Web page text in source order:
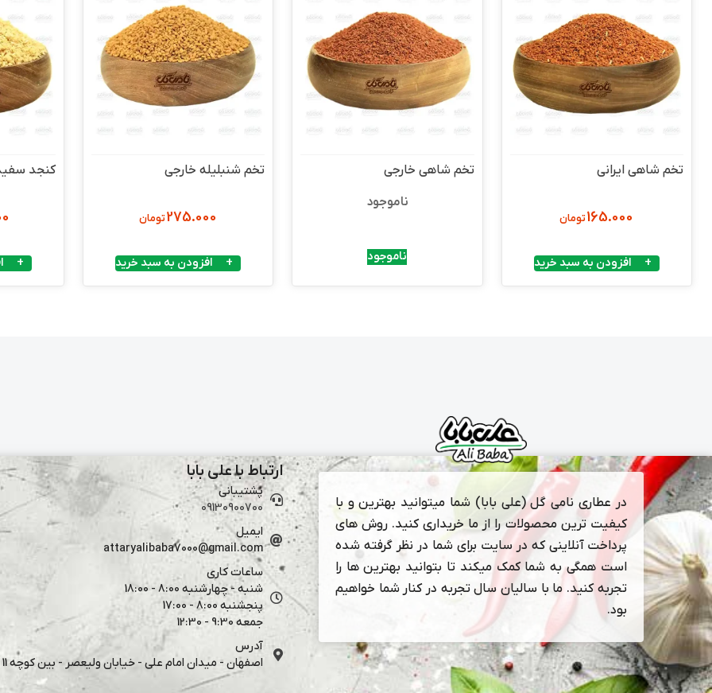
تخم شاهی ایرانی
165.000تومان
افزودن به سبد خرید
تخم شاهی خارجی
ناموجود
ناموجود
تخم شنبلیله خارجی
275.000تومان
افزودن به سبد خرید
کنجد
در عطاری نامی گل (علی بابا) شما میتوانید بهترین و با
کیفیت ترین محصولات را از ما خریداری کنید. روش های
پرداخت آنلاینی که در سایت برای شما در نظر گرفته شده
است همگی به شما کمک میکند تا بتوانید بهترین ها را
تجربه کنید. ما با سالیان سال تجربه در کنار شما خواهیم
بود.
ارتباط با علی بابا
پشتیبانی
09130900700
ایمیل
attaryalibaba7000@gmail.com
ساعات کاری
شنبه - چهارشنبه 8:00 - 18:00
پنجشنبه 8:00 - 17:00
جمعه 9:30 - 12:30
آدرس
اصفهان - میدان امام علی - خیابان ولیعصر - بین کوچه 11 و 13